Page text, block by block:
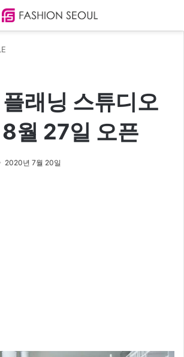
플래닝 스튜디오
8월 27일 오픈
2020년 7월 20일